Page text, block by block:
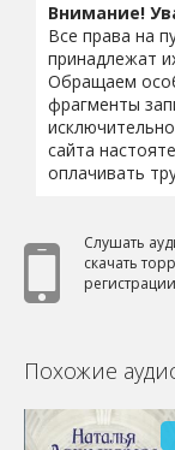
Внимание!
Все права на
принадлежат
Обращаем
фрагменты
сайта
оплачивать
Слушать
скачать
Похожие